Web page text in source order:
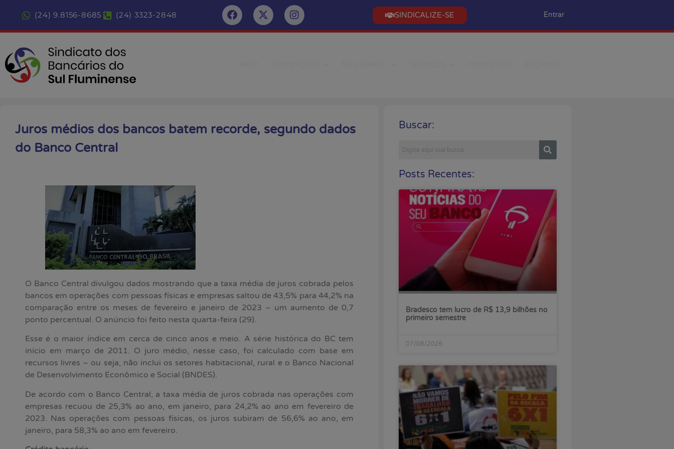
(24) 9.8156-8685 (24) 3323-2848 SINDICALIZE-SE Entrar
Juros médios dos bancos batem recorde, segundo dados
do Banco Central
O Banco Central divulgou dados mostrando que a taxa média de juros cobrada pelos
bancos em operações com pessoas físicas e empresas saltou de 43,5% para 44,2% na
comparação entre os meses de fevereiro e janeiro de 2023 – um aumento de 0,7
ponto percentual. O anúncio foi feito nesta quarta-feira (29).
Esse é o maior índice em cerca de cinco anos e meio. A série histórica do BC tem
início em março de 2011. O juro médio, nesse caso, foi calculado com base em
recursos livres – ou seja, não inclui os setores habitacional, rural e o Banco Nacional
de Desenvolvimento Econômico e Social (BNDES).
De acordo com o Banco Central, a taxa média de juros cobrada nas operações com
empresas recuou de 25,3% ao ano, em janeiro, para 24,2% ao ano em fevereiro de
2023. Nas operações com pessoas físicas, os juros subiram de 56,6% ao ano, em
janeiro, para 58,3% ao ano em fevereiro.
Buscar:
Posts Recentes:
Bradesco tem lucro de R$ 13,9 bilhões no
primeiro semestre
07/08/2026